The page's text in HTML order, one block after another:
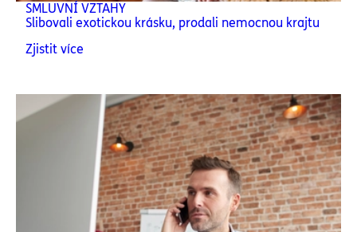
SMLUVNÍ VZTAHY
Slibovali exotickou krásku, prodali nemocnou krajtu
Zjistit více